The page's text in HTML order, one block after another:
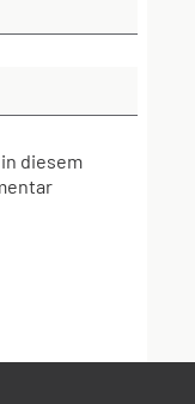
diesem